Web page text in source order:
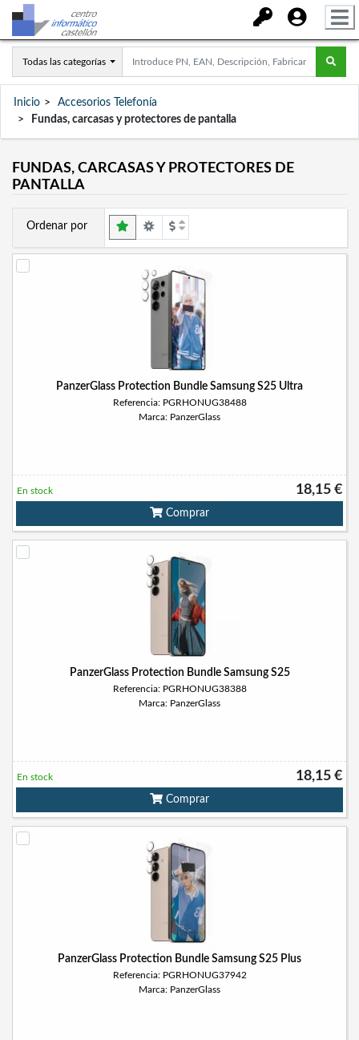
Todas las categorías
Inicio
Accesorios Telefonía
Fundas, carcasas y protectores de pantalla
FUNDAS, CARCASAS Y PROTECTORES DE
PANTALLA
Ordenar por
PanzerGlass Protection Bundle Samsung S25 Ultra
Referencia: PGRHONUG38488
Marca: PanzerGlass
18,15 €
En stock
Comprar
PanzerGlass Protection Bundle Samsung S25
Referencia: PGRHONUG38388
Marca: PanzerGlass
18,15 €
En stock
Comprar
PanzerGlass Protection Bundle Samsung S25 Plus
Referencia: PGRHONUG37942
Marca: PanzerGlass